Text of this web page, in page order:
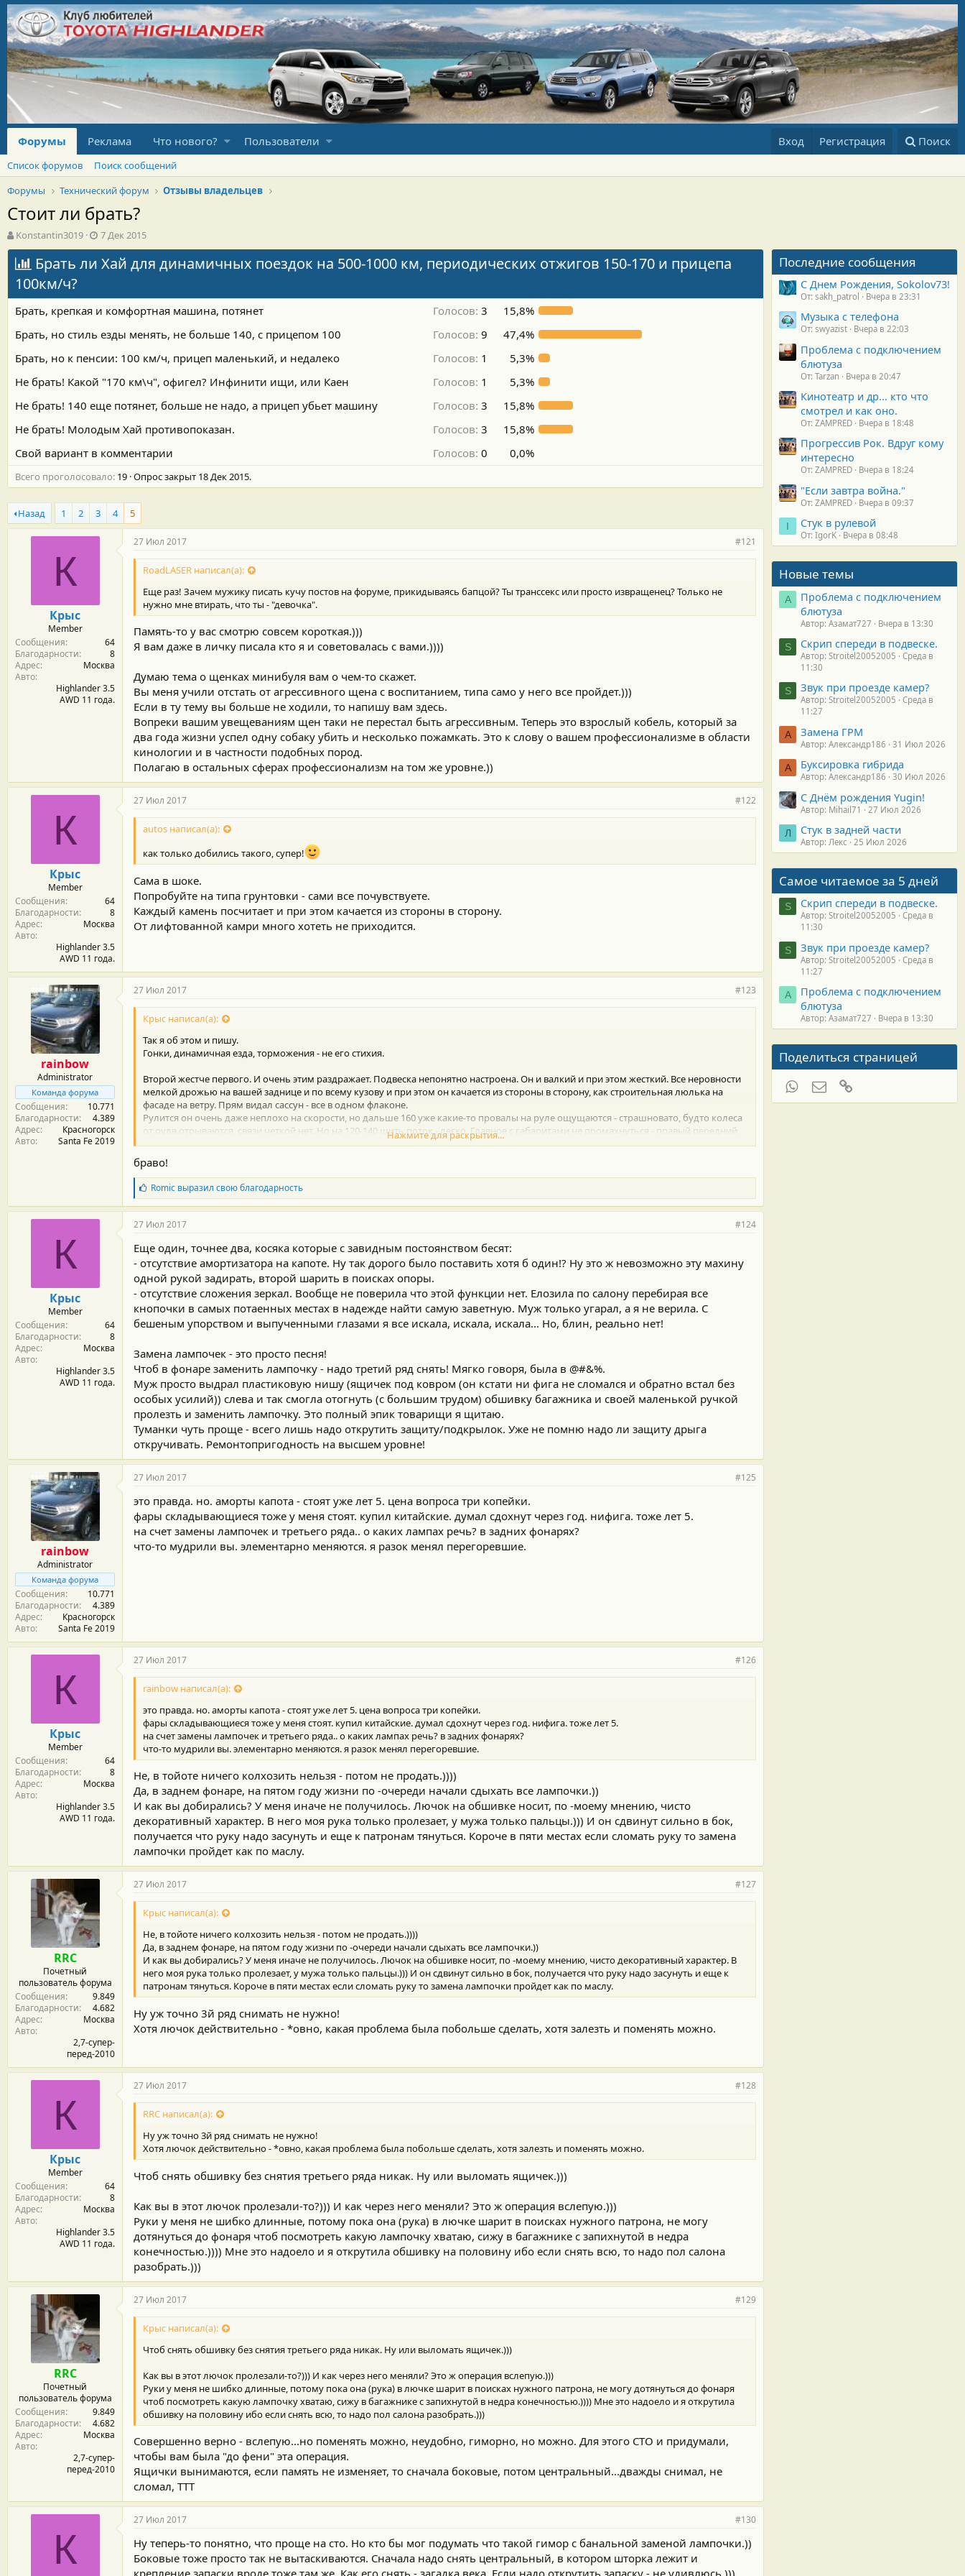
Форумы Реклама Что нового? Пользователи Вход Регистрация Поиск
Список форумов
Поиск сообщений
Форумы
Технический форум Отзывы владельцев
Стоит ли брать?
А
в
т
о
р
т
е
ы
Konstantin3019
Д
а
т
а
а
ч
л
7 Дек 2015
Брать ли Хай для динамичных поездок на 500-1000 км, периодических отжигов 150-170 и прицепа
100км/ч?
Брать, крепкая и комфортная машина, потянет Голосов: 3
15,8%
Брать, но стиль езды менять, не больше 140, с прицепом 100
Голосов: 9
47,4%
Брать, но к пенсии: 100 км/ч, прицеп маленький, и недалеко
Голосов: 1
5,3%
Не брать! Какой "170 км\ч", офигел? Инфинити ищи, или Каен
Голосов: 1
5,3%
Не брать! 140 еще потянет, больше не надо, а прицеп убьет машину
Голосов: 3
15,8%
Не брать! Молодым Хай противопоказан.
Голосов: 3
15,8%
Свой вариант в комментарии
Голосов: 0 0,0%
Всего проголосовало 19 Опрос закрыт 18 Дек 2015.
Назад 1 2 3 4 5
К
Крыс
Member
Сообщения
64
Благодарности
8
Адрес
Москва
Авто
Highlander 3.5
AWD 11 года.
27 Июл 2017 #121
RoadLASER написал(а):
Еще раз! Зачем мужику писать кучу постов на форуме, прикидываясь бапцой? Ты транссекс или просто извращенец? Только не
нужно мне втирать, что ты - "девочка".
Память-то у вас смотрю совсем короткая.)))
Я вам даже в личку писала кто я и советовалась с вами.))))
Думаю тема о щенках минибуля вам о чем-то скажет.
Вы меня учили отстать от агрессивного щена с воспитанием, типа само у него все пройдет.)))
Если в ту тему вы больше не ходили, то напишу вам здесь.
Вопреки вашим увещеваниям щен таки не перестал быть агрессивным. Теперь это взрослый кобель, который за
два года жизни успел одну собаку убить и несколько пожамкать. Это к слову о вашем профессионализме в области
кинологии и в частности подобных пород.
Полагаю в остальных сферах профессионализм на том же уровне.))
К
Крыс
Member
Сообщения
64
Благодарности
8
Адрес
Москва
Авто
Highlander 3.5
AWD 11 года.
27 Июл 2017 #122
autos написал(а):
как только добились такого, супер!
Сама в шоке.
Попробуйте на типа грунтовки - сами все почувствуете.
Каждый камень посчитает и при этом качается из стороны в сторону.
От лифтованной камри много хотеть не приходится.
rainbow
Administrator
Команда форума
Сообщения
10.771
Благодарности
4.389
Адрес
Красногорск
Авто
Santa Fe 2019
27 Июл 2017 #123
Крыс написал(а):
Так я об этом и пишу.
Гонки, динамичная езда, торможения - не его стихия.
Второй жестче первого. И очень этим раздражает. Подвеска непонятно настроена. Он и валкий и при этом жесткий. Все неровности
мелкой дрожью на вашей заднице и по всему кузову и при этом он качается из стороны в сторону, как строительная люлька на
фасаде на ветру. Прям видал сассун - все в одном флаконе.
Рулится он очень даже неплохо на скорости, но дальше 160 уже какие-то провалы на руле ощущаются - страшновато, будто колеса
от руля отрываются, связи четкой нет. Но на 120-140 шить поток - легко. Главное с габаритами не промахнуться - правый передний
угол - боль.
Нажмите для раскрытия...
браво!
Б
л
а
г
о
д
а
р
н
о
т
и
Romicвыразил свою благодарность
К
Крыс
Member
Сообщения
64
Благодарности
8
Адрес
Москва
Авто
Highlander 3.5
AWD 11 года.
27 Июл 2017 #124
Еще один, точнее два, косяка которые с завидным постоянством бесят:
- отсутствие амортизатора на капоте. Ну так дорого было поставить хотя б один!? Ну это ж невозможно эту махину
одной рукой задирать, второй шарить в поисках опоры.
- отсутствие сложения зеркал. Вообще не поверила что этой функции нет. Елозила по салону перебирая все
кнопочки в самых потаенных местах в надежде найти самую заветную. Муж только угарал, а я не верила. С
бешеным упорством и выпученными глазами я все искала, искала, искала... Но, блин, реально нет!
Замена лампочек - это просто песня!
Чтоб в фонаре заменить лампочку - надо третий ряд снять! Мягко говоря, была в @#&%.
Муж просто выдрал пластиковую нишу (ящичек под ковром (он кстати ни фига не сломался и обратно встал без
особых усилий)) слева и так смогла отогнуть (с большим трудом) обшивку багажника и своей маленькой ручкой
пролезть и заменить лампочку. Это полный эпик товарищи я щитаю.
Туманки чуть проще - всего лишь надо открутить защиту/подкрылок. Уже не помню надо ли защиту дрыга
откручивать. Ремонтопригодность на высшем уровне!
rainbow
Administrator
Команда форума
Сообщения
10.771
Благодарности
4.389
Адрес
Красногорск
Авто
Santa Fe 2019
27 Июл 2017 #125
это правда. но. аморты капота - стоят уже лет 5. цена вопроса три копейки.
фары складывающиеся тоже у меня стоят. купил китайские. думал сдохнут через год. нифига. тоже лет 5.
на счет замены лампочек и третьего ряда.. о каких лампах речь? в задних фонарях?
что-то мудрили вы. элементарно меняются. я разок менял перегоревшие.
К
Крыс
Member
Сообщения
64
Благодарности
8
Адрес
Москва
Авто
Highlander 3.5
AWD 11 года.
27 Июл 2017 #126
rainbow написал(а):
это правда. но. аморты капота - стоят уже лет 5. цена вопроса три копейки.
фары складывающиеся тоже у меня стоят. купил китайские. думал сдохнут через год. нифига. тоже лет 5.
на счет замены лампочек и третьего ряда.. о каких лампах речь? в задних фонарях?
что-то мудрили вы. элементарно меняются. я разок менял перегоревшие.
Не, в тойоте ничего колхозить нельзя - потом не продать.))))
Да, в заднем фонаре, на пятом году жизни по -очереди начали сдыхать все лампочки.))
И как вы добирались? У меня иначе не получилось. Лючок на обшивке носит, по -моему мнению, чисто
декоративный характер. В него моя рука только пролезает, у мужа только пальцы.))) И он сдвинут сильно в бок,
получается что руку надо засунуть и еще к патронам тянуться. Короче в пяти местах если сломать руку то замена
лампочки пройдет как по маслу.
RRC
Почетный
пользователь форума
Сообщения
9.849
Благодарности
4.682
Адрес
Москва
Авто
2,7-супер-
перед-2010
27 Июл 2017 #127
Крыс написал(а):
Не, в тойоте ничего колхозить нельзя - потом не продать.))))
Да, в заднем фонаре, на пятом году жизни по -очереди начали сдыхать все лампочки.))
И как вы добирались? У меня иначе не получилось. Лючок на обшивке носит, по -моему мнению, чисто декоративный характер. В
него моя рука только пролезает, у мужа только пальцы.))) И он сдвинут сильно в бок, получается что руку надо засунуть и еще к
патронам тянуться. Короче в пяти местах если сломать руку то замена лампочки пройдет как по маслу.
Ну уж точно 3й ряд снимать не нужно!
Хотя лючок действительно - *овно, какая проблема была побольше сделать, хотя залезть и поменять можно.
К
Крыс
Member
Сообщения
64
Благодарности
8
Адрес
Москва
Авто
Highlander 3.5
AWD 11 года.
27 Июл 2017 #128
RRC написал(а):
Ну уж точно 3й ряд снимать не нужно!
Хотя лючок действительно - *овно, какая проблема была побольше сделать, хотя залезть и поменять можно.
Чтоб снять обшивку без снятия третьего ряда никак. Ну или выломать ящичек.)))
Как вы в этот лючок пролезали-то?))) И как через него меняли? Это ж операция вслепую.)))
Руки у меня не шибко длинные, потому пока она (рука) в лючке шарит в поисках нужного патрона, не могу
дотянуться до фонаря чтоб посмотреть какую лампочку хватаю, сижу в багажнике с запихнутой в недра
конечностью.)))) Мне это надоело и я открутила обшивку на половину ибо если снять всю, то надо пол салона
разобрать.)))
RRC
Почетный
пользователь форума
Сообщения
9.849
Благодарности
4.682
Адрес
Москва
Авто
2,7-супер-
перед-2010
27 Июл 2017 #129
Крыс написал(а):
Чтоб снять обшивку без снятия третьего ряда никак. Ну или выломать ящичек.)))
Как вы в этот лючок пролезали-то?))) И как через него меняли? Это ж операция вслепую.)))
Руки у меня не шибко длинные, потому пока она (рука) в лючке шарит в поисках нужного патрона, не могу дотянуться до фонаря
чтоб посмотреть какую лампочку хватаю, сижу в багажнике с запихнутой в недра конечностью.)))) Мне это надоело и я открутила
обшивку на половину ибо если снять всю, то надо пол салона разобрать.)))
Совершенно верно - вслепую...но поменять можно, неудобно, гиморно, но можно. Для этого СТО и придумали,
чтобы вам была "до фени" эта операция.
Ящички вынимаются, если память не изменяет, то сначала боковые, потом центральный...дважды снимал, не
сломал, ТТТ
К
27 Июл 2017 #130
Ну теперь-то понятно, что проще на сто. Но кто бы мог подумать что такой гимор с банальной заменой лампочки.))
Боковые тоже просто так не вытаскиваются. Сначала надо снять центральный, в котором шторка лежит и
крепление запаски вроде тоже там же. Как его снять - загадка века. Если надо открутить запаску - не удивлюсь.)))
Последние сообщения
С Днем Рождения, Sokolov73!
От: sakh_patrol Вчера в 23:31
Музыка с телефона
От: swyazist Вчера в 22:03
Проблема с подключением
блютуза
От: Tarzan Вчера в 20:47
Кинотеатр и др... кто что
смотрел и как оно.
От: ZAMPRED Вчера в 18:48
Прогрессив Рок. Вдруг кому
интересно
От: ZAMPRED Вчера в 18:24
"Если завтра война."
От: ZAMPRED Вчера в 09:37
I Стук в рулевой
От: IgorK Вчера в 08:48
Новые темы
А
Проблема с подключением
блютуза
Автор: Азамат727 Вчера в 13:30
S Скрип спереди в подвеске.
Автор: Stroitel20052005
Среда в
11:30
S Звук при проезде камер?
Автор: Stroitel20052005
Среда в
11:27
А Замена ГРМ
Автор: Александр186 31 Июл 2026
А Буксировка гибрида
Автор: Александр186 30 Июл 2026
С Днём рождения Yugin!
Автор: Mihail71 27 Июл 2026
Л Стук в задней части
Автор: Лекс 25 Июл 2026
Самое читаемое за 5 дней
S Скрип спереди в подвеске.
Автор: Stroitel20052005
Среда в
11:30
S Звук при проезде камер?
Автор: Stroitel20052005
Среда в
11:27
А
Проблема с подключением
блютуза
Автор: Азамат727 Вчера в 13:30
Поделиться страницей
WhatsAppЭлектронная почта